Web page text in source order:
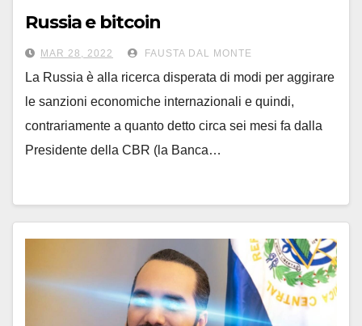
Russia e bitcoin
MAR 28, 2022 FAUSTA DAL MONTE
La Russia è alla ricerca disperata di modi per aggirare
le sanzioni economiche internazionali e quindi,
contrariamente a quanto detto circa sei mesi fa dalla
Presidente della CBR (la Banca…